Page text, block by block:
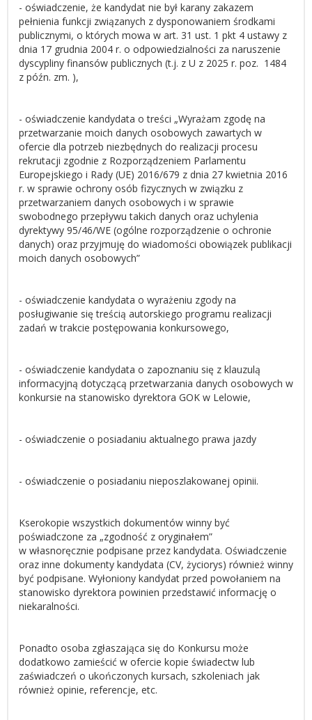
- oświadczenie, że kandydat nie był karany zakazem
pełnienia funkcji związanych z dysponowaniem środkami
publicznymi, o których mowa w art. 31 ust. 1 pkt 4 ustawy z
dnia 17 grudnia 2004 r. o odpowiedzialności za naruszenie
dyscypliny finansów publicznych (t.j. z U z 2025 r. poz. 1484
z późn. zm. ),
- oświadczenie kandydata o treści „Wyrażam zgodę na
przetwarzanie moich danych osobowych zawartych w
ofercie dla potrzeb niezbędnych do realizacji procesu
rekrutacji zgodnie z Rozporządzeniem Parlamentu
Europejskiego i Rady (UE) 2016/679 z dnia 27 kwietnia 2016
r. w sprawie ochrony osób fizycznych w związku z
przetwarzaniem danych osobowych i w sprawie
swobodnego przepływu takich danych oraz uchylenia
dyrektywy 95/46/WE (ogólne rozporządzenie o ochronie
danych) oraz przyjmuję do wiadomości obowiązek publikacji
moich danych osobowych”
- oświadczenie kandydata o wyrażeniu zgody na
posługiwanie się treścią autorskiego programu realizacji
zadań w trakcie postępowania konkursowego,
- oświadczenie kandydata o zapoznaniu się z klauzulą
informacyjną dotyczącą przetwarzania danych osobowych w
konkursie na stanowisko dyrektora GOK w Lelowie,
- oświadczenie o posiadaniu aktualnego prawa jazdy
- oświadczenie o posiadaniu nieposzlakowanej opinii.
Kserokopie wszystkich dokumentów winny być
poświadczone za „zgodność z oryginałem”
w własnoręcznie podpisane przez kandydata. Oświadczenie
oraz inne dokumenty kandydata (CV, życiorys) również winny
być podpisane. Wyłoniony kandydat przed powołaniem na
stanowisko dyrektora powinien przedstawić informację o
niekaralności.
Ponadto osoba zgłaszająca się do Konkursu może
dodatkowo zamieścić w ofercie kopie świadectw lub
zaświadczeń o ukończonych kursach, szkoleniach jak
również opinie, referencje, etc.